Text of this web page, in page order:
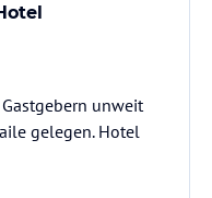
unweit
gelegen. Hotel